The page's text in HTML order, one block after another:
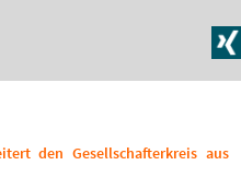
den Gesellschafterkreis aus